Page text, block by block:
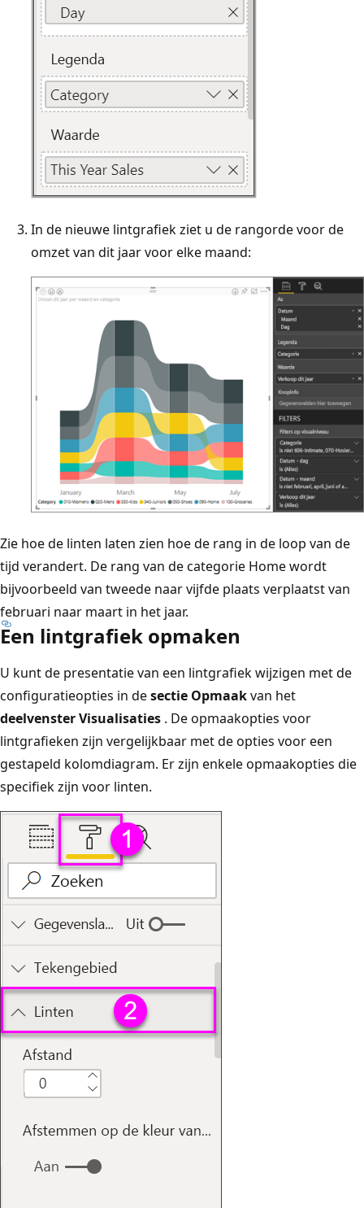
In de nieuwe lintgrafiek ziet u de rangorde voor de
omzet van dit jaar voor elke maand:
Zie hoe de linten laten zien hoe de rang in de loop van de
tijd verandert. De rang van de categorie Home wordt
bijvoorbeeld van tweede naar vijfde plaats verplaatst van
februari naar maart in het jaar.
Een lintgrafiek opmaken
U kunt de presentatie van een lintgrafiek wijzigen met de
configuratieopties in desectie Opmaakvan het
deelvenster Visualisaties . De opmaakopties voor
lintgrafieken zijn vergelijkbaar met de opties voor een
gestapeld kolomdiagram. Er zijn enkele opmaakopties die
specifiek zijn voor linten.